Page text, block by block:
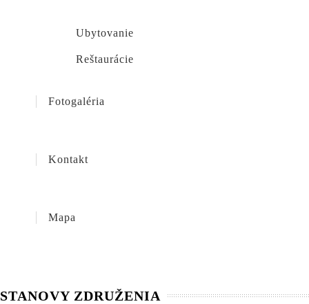
Ubytovanie
Reštaurácie
Fotogaléria
Kontakt
Mapa
STANOVY ZDRUŽENIA